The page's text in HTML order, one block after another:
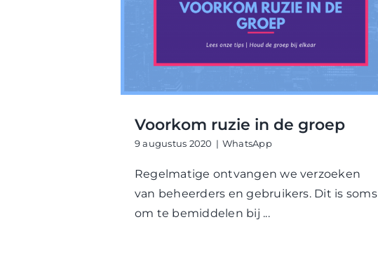
Voorkom ruzie in de groep
9 augustus 2020 | WhatsApp
Regelmatige ontvangen we verzoeken
van beheerders en gebruikers. Dit is soms
om te bemiddelen bij ...